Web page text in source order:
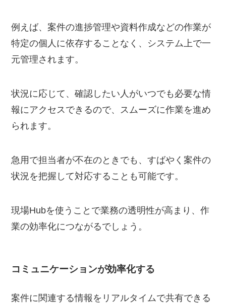
例えば、案件の進捗管理や資料作成などの作業が
特定の個人に依存することなく、システム上で一
元管理されます。
状況に応じて、確認したい人がいつでも必要な情
報にアクセスできるので、スムーズに作業を進め
られます。
急用で担当者が不在のときでも、すばやく案件の
状況を把握して対応することも可能です。
現場Hubを使うことで業務の透明性が高まり、作
業の効率化につながるでしょう。
コミュニケーションが効率化する
案件に関連する情報をリアルタイムで共有できる